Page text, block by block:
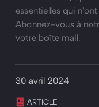
essentielles qui
Abonnez-vous à
votre boîte mail.
30 avril 2024
ARTICLE